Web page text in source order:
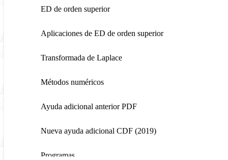
ED de orden superior
Aplicaciones de ED de orden superior
Transformada de Laplace
Métodos numéricos
Ayuda adicional anterior PDF
Nueva ayuda adicional CDF (2019)
Programas